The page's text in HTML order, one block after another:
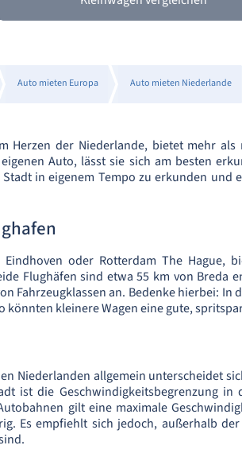
Auto mieten Europa Auto mieten Niederlande
Herzen der Niederlande, bietet mehr
Auto, lässt sie sich am besten
in eigenem Tempo zu erkunden und
Eindhoven oder Rotterdam The Hague,
Flughäfen sind etwa 55 km von Breda
Fahrzeugklassen an. Bedenke hierbei: In
könnten kleinere Wagen eine gute,
Niederlanden allgemein unterscheidet
ist die Geschwindigkeitsbegrenzung in
gilt eine maximale
Es empfiehlt sich jedoch, außerhalb